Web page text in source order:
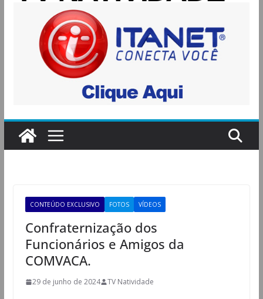
CONTEÚDO EXCLUSIVO FOTOS VÍDEOS
Confraternização dos
Funcionários e Amigos da
COMVACA.
29 de junho de 2024 TV Natividade